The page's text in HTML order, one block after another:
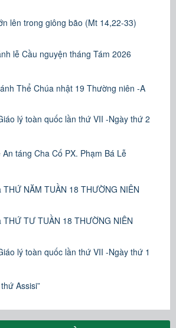
lên trong giông bão (Mt 14,22-33)
lễ Cầu nguyện tháng Tám 2026
Thể Chúa nhật 19 Thường niên -A
lý toàn quốc lần thứ VII -Ngày thứ 2
táng Cha Cố PX. Phạm Bá Lễ
THỨ NĂM TUẦN 18 THƯỜNG NIÊN
THỨ TƯ TUẦN 18 THƯỜNG NIÊN
lý toàn quốc lần thứ VII -Ngày thứ 1
Assisi”